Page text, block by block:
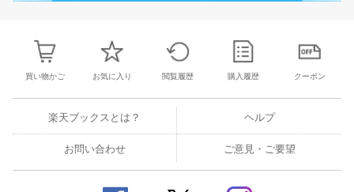
買い物かご お気に入り 閲覧履歴 購入履歴 クーポン
楽天ブックスとは？ ヘルプ
お問い合わせ ご意見・ご要望